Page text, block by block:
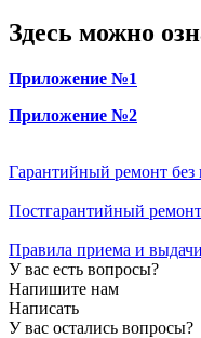
Здесь можно
Приложение №1
Приложение №2
Гарантийный ремонт без
Постгарантийный ремонт
Правила приема и
У вас есть вопросы?
Напишите нам
Написать
У вас остались вопросы?